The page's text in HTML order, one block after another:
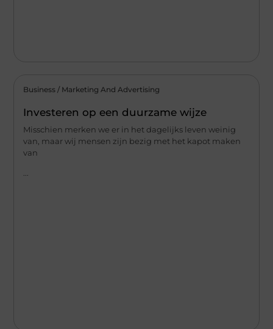
Business / Marketing And Advertising
Investeren op een duurzame wijze
Misschien merken we er in het dagelijks leven weinig
van, maar wij mensen zijn bezig met het kapot maken
van
...